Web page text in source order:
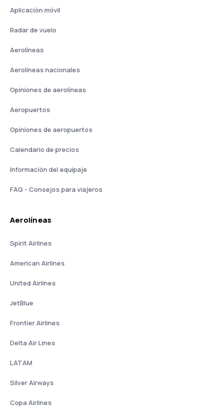
Aplicación móvil
Radar de vuelo
Aerolíneas
Aerolíneas nacionales
Opiniones de aerolíneas
Aeropuertos
Opiniones de aeropuertos
Calendario de precios
Información del equipaje
FAQ - Consejos para viajeros
Aerolíneas
Spirit Airlines
American Airlines
United Airlines
JetBlue
Frontier Airlines
Delta Air Lines
LATAM
Silver Airways
Copa Airlines